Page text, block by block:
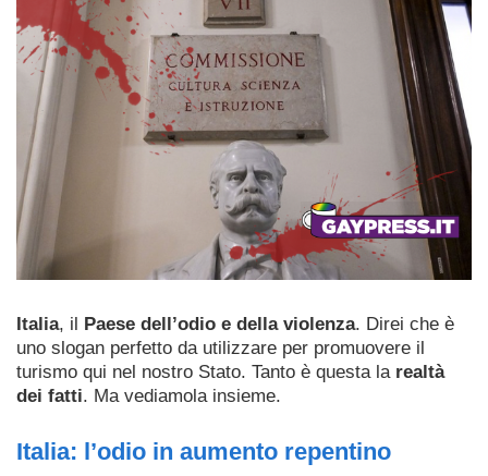
Italia, il Paese dell’odio e della violenza. Direi che è
uno slogan perfetto da utilizzare per promuovere il
turismo qui nel nostro Stato. Tanto è questa la realtà
dei fatti. Ma vediamola insieme.
Italia: l’odio in aumento repentino